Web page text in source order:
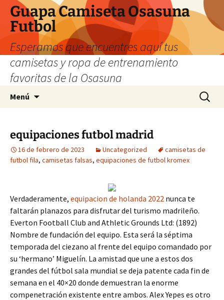
Guapa Camiseta Osasuna
Futbol
Esperamos que encuentres aquí tus
camisetas y ropa de entrenamiento
favoritas de la Osasuna
Menú Buscar:
equipaciones futbol madrid
16 de febrero de 2023 Uncategorized
camisetas de
futbol fila, camisetas falsas, equipaciones de futbol kromex
Verdaderamente, equipacion de holanda 2022 nunca te
faltarán planazos para disfrutar del turismo madrileño.
Everton Football Club and Athletic Grounds Ltd: (1892)
Nombre de fundación del equipo. Esta será la séptima
temporada del ciezano al frente del equipo comandado por
su ‘hermano’ Miguelín. La amistad que une a estos dos
grandes del fútbol sala mundial se deja patente cada fin de
semana en el 40×20 donde demuestran la enorme
compenetración existente entre ambos. Alex Yepes es otro